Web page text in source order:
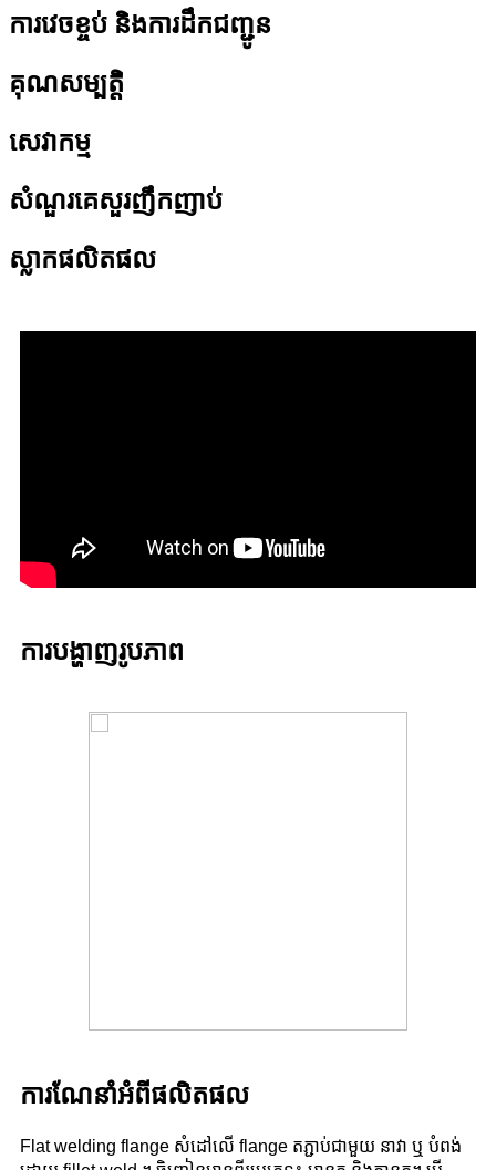
ការវេចខ្ចប់ និងការដឹកជញ្ជូន
គុណសម្បត្តិ
សេវាកម្ម
សំណួរគេសួរញឹកញាប់
ស្លាកផលិតផល
ការបង្ហាញរូបភាព
ការណែនាំអំពីផលិតផល
Flat welding flange សំដៅលើ flange តភ្ជាប់ជាមួយ នាវា ឬ បំពង់